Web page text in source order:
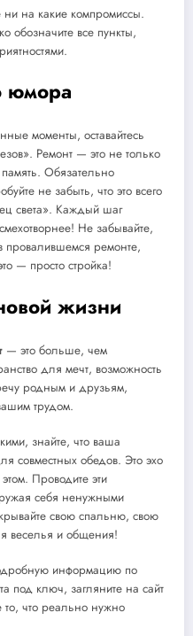
ни на какие компромиссы.
обозначите все пункты,
юмора
моменты, оставайтесь
Ремонт — это не только
Обязательно
не забыть, что это всего
света». Каждый шаг
Не забывайте,
провалившемся ремонте,
— просто стройка!
жизни
— это больше, чем
для мечт, возможность
родным и друзьям,
трудом.
знайте, что ваша
совместных обедов. Это эхо
Проводите эти
себя ненужными
свою спальню, свою
веселья и общения!
информацию по
под ключ, загляните на сайт
что реально нужно